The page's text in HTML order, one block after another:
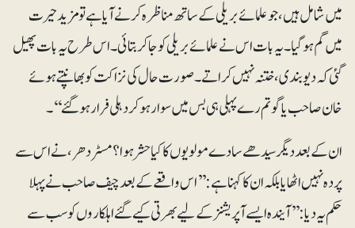
میں شامل ہیں، جو علمائے بریلی کے ساتھ مناظرہ کرنے آیا ہے تو مزید حیرت
میں گم ہوگیا۔ یہ بات اس نے علمائے بریلی کو جاکر بتائی۔ اس طرح یہ بات پھیل
گئی کہ دیوبندی، ختنہ نہیں کراتے۔ صورت حال کی نزاکت کو بھانپتے ہوئے
خان صاحب یا گوتم رے پہلی ہی بس میں سوار ہوکر دہلی فرار ہوگئے‘‘۔
ان کے بعد دیگر سیدھے سادے مولویوں کا کیا حشر ہوا؟ مسٹر دھر، نے اس سے
پردہ نہیں اٹھایا بلکہ ان کا کہنا ہے: ’’اس واقعے کے بعد چیف صاحب نے پہلا
حکم یہ دیا:’’آیندہ ایسے آپریشنز کے لیے بھرتی کیے گئے اہلکاروں کو سب سے